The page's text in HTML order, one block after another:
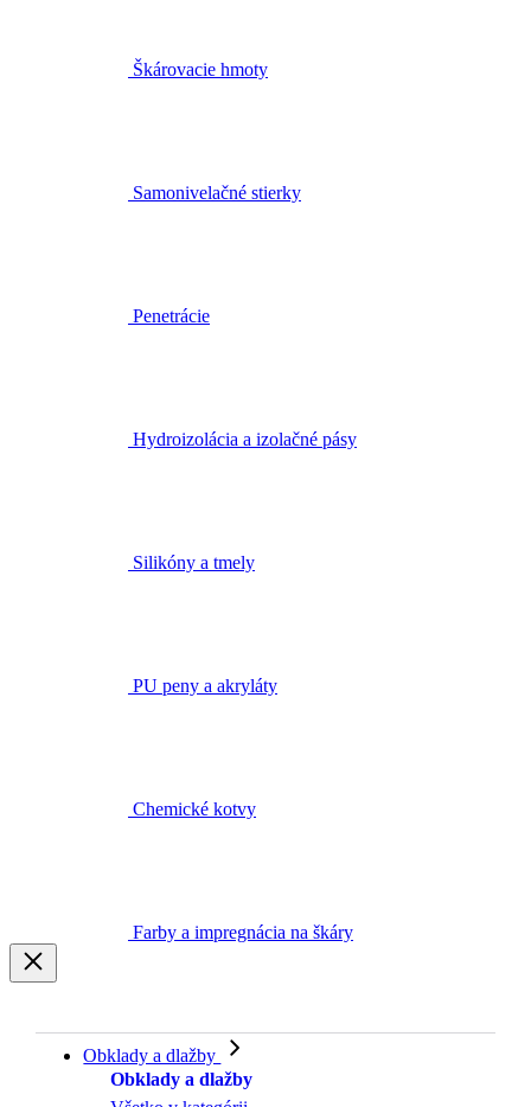
Škárovacie hmoty
Samonivelačné stierky
Penetrácie
Hydroizolácia a izolačné pásy
Silikóny a tmely
PU peny a akryláty
Chemické kotvy
Farby a impregnácia na škáry
Obklady a dlažby
Obklady a dlažby